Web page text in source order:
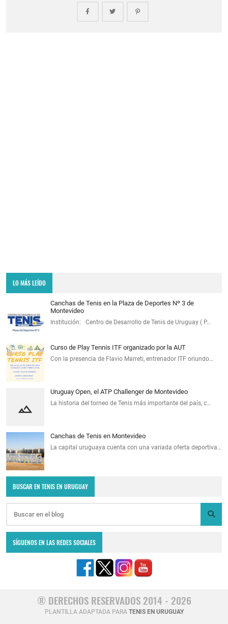
LO MÁS LEÍDO
Canchas de Tenis en la Plaza de Deportes Nº 3 de
Montevideo
Institución: Centro de Desarrollo de Tenis de Uruguay ( P…
Curso de Play Tennis ITF organizado por la AUT
Con la presencia de Flavio Marreti, entrenador ITF oriundo…
Uruguay Open, el ATP Challenger de Montevideo
La historia del torneo de Tenis más importante del país, c…
Canchas de Tenis en Montevideo
La capital uruguaya cuenta con una variada oferta deportiva…
BUSCAR EN TENIS EN URUGUAY
SÍGUENOS EN LAS REDES SOCIALES
® DERECHOS RESERVADOS 2014 - 2026
PLANTILLA ADAPTADA PARA TENIS EN URUGUAY